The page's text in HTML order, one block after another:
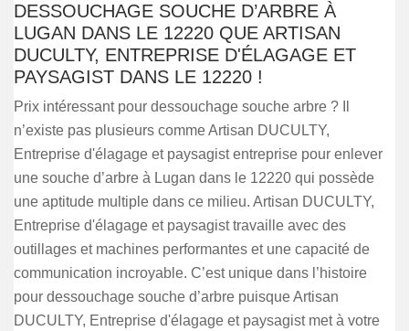
DESSOUCHAGE SOUCHE D’ARBRE À
LUGAN DANS LE 12220 QUE ARTISAN
DUCULTY, ENTREPRISE D'ÉLAGAGE ET
PAYSAGIST DANS LE 12220 !
Prix intéressant pour dessouchage souche arbre ? Il
n’existe pas plusieurs comme Artisan DUCULTY,
Entreprise d'élagage et paysagist entreprise pour enlever
une souche d’arbre à Lugan dans le 12220 qui possède
une aptitude multiple dans ce milieu. Artisan DUCULTY,
Entreprise d'élagage et paysagist travaille avec des
outillages et machines performantes et une capacité de
communication incroyable. C’est unique dans l’histoire
pour dessouchage souche d’arbre puisque Artisan
DUCULTY, Entreprise d'élagage et paysagist met à votre